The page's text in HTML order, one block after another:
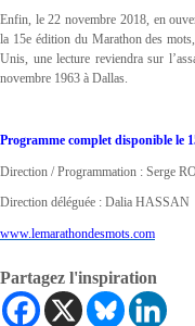
Enfin, le 22 novembre 2018, en
la 15e édition du Marathon des
Unis, une lecture reviendra sur
novembre 1963 à Dallas.
Programme complet disponible le
Direction / Programmation : Serge
Direction déléguée : Dalia HASSAN
www.lemarathondesmots.com
Partagez l'inspiration